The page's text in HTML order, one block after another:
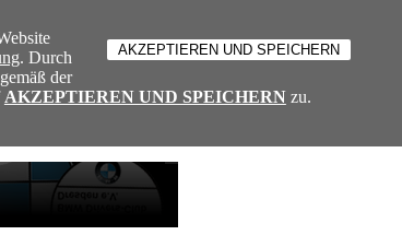
. Durch
der
AKZEPTIEREN UND SPEICHERNzu.